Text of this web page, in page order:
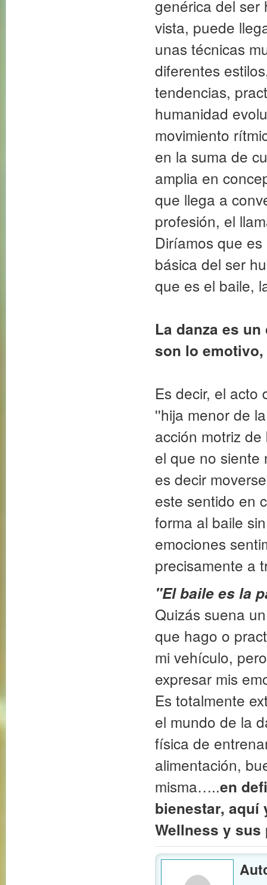
genérica del ser
vista, puede
unas técnicas
diferentes
tendencias,
humanidad
movimiento
en la suma de
amplia en
que llega a
profesión, el
Diríamos que
básica del ser
que es el baile,
La danza es
son lo
Es decir, el acto
''hija menor de
acción motriz
el que no siente
es decir
este sentido en
forma al baile
emociones
precisamente a
"El baile es la
Quizás suena
que hago o
mi vehículo,
expresar mis
Es totalmente
el mundo de la
física de
alimentación,
misma…..en
bienestar, aquí
Wellness y